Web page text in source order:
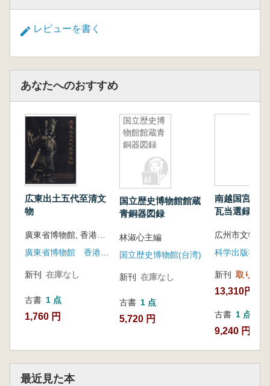
レビューを書く
あなたへのおすすめ
広東出土五代至清文
物
廣東省博物館, 香港中文大學文物館聯合主辧
廣東省博物館 香港中文大學文物館
新刊 在庫なし
古書 1 点
1,760 円
国立歴史博
物館館蔵青
銅器図録
国立歴史博物館館蔵
青銅器図録
林淑心主編
国立歴史博物館(台湾)
新刊 在庫なし
古書 1 点
5,720 円
南越国宮署
瓦当選録
科学出版社
新刊 取り寄せ
13,310円
古書 1 点
9,240 円
最近見た本